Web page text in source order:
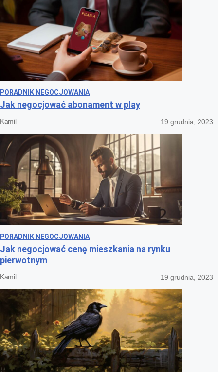
PORADNIK NEGOCJOWANIA
Jak negocjować abonament w play
Kamil 19 grudnia, 2023
PORADNIK NEGOCJOWANIA
Jak negocjować cenę mieszkania na rynku
pierwotnym
Kamil 19 grudnia, 2023